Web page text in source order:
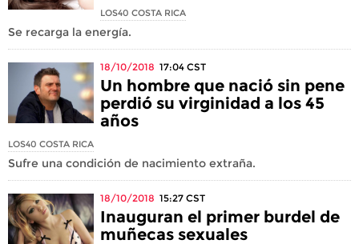
LOS40 COSTA RICA
Se recarga la energía.
18/10/2018 17:04 CST
Un hombre que nació sin pene
perdió su virginidad a los 45
años
LOS40 COSTA RICA
Sufre una condición de nacimiento extraña.
18/10/2018 15:27 CST
Inauguran el primer burdel de
muñecas sexuales